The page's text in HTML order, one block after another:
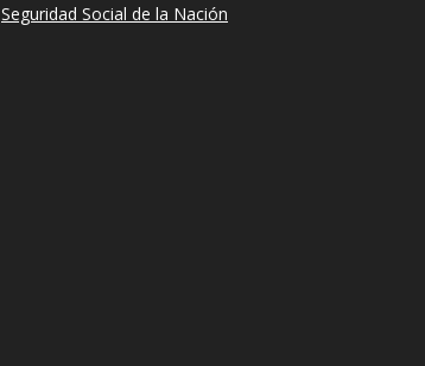
Seguridad Social de la Nación